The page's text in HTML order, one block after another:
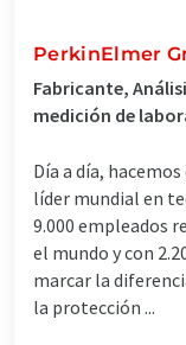
PerkinElmer
Fabricante,
medición de
Día a día,
líder mundial en
9.000 empleados
el mundo y con
marcar la
la protección ...